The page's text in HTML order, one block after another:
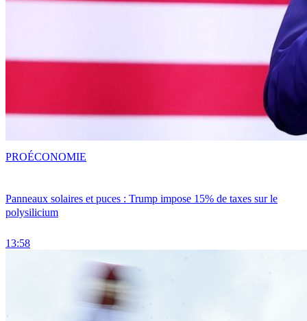
Panneaux solaires et puces : Trump impose 15% de taxes sur le
polysilicium
13:58
PROÉCONOMIE